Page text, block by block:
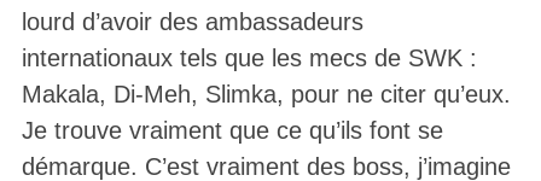
lourd d’avoir des ambassadeurs
internationaux tels que les mecs de SWK :
Makala, Di-Meh, Slimka, pour ne citer qu’eux.
Je trouve vraiment que ce qu’ils font se
démarque. C’est vraiment des boss, j’imagine